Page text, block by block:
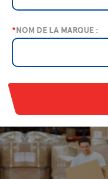
*NOM DE LA MARQUE :